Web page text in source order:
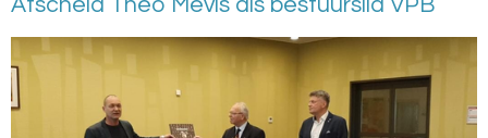
Afscheid Theo Mevis als bestuurslid VPB